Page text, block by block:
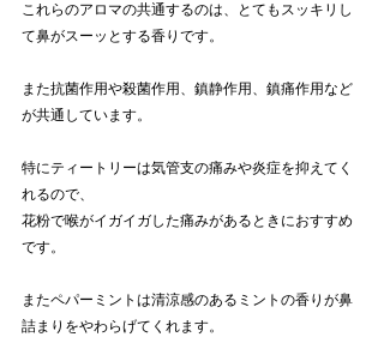
これらのアロマの共通するのは、とてもスッキリし
て鼻がスーッとする香りです。
また抗菌作用や殺菌作用、鎮静作用、鎮痛作用など
が共通しています。
特にティートリーは気管支の痛みや炎症を抑えてく
れるので、
花粉で喉がイガイガした痛みがあるときにおすすめ
です。
またペパーミントは清涼感のあるミントの香りが鼻
詰まりをやわらげてくれます。